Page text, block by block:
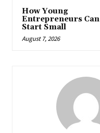
How Young
Entrepreneurs Can
Start Small
August 7, 2026